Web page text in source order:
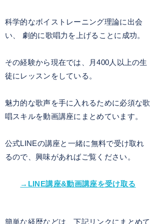
科学的なボイストレーニング理論に出会
い、 劇的に歌唱力を上げることに成功。
その経験から現在では、月400人以上の生
徒にレッスンをしている。
魅力的な歌声を手に入れるために必須な歌
唱スキルを動画講座にまとめています。
公式LINEの講座と一緒に無料で受け取れ
るので、興味があればご覧ください。
→LINE講座&動画講座を受け取る
簡単な経歴などは、下記リンクにまとめて